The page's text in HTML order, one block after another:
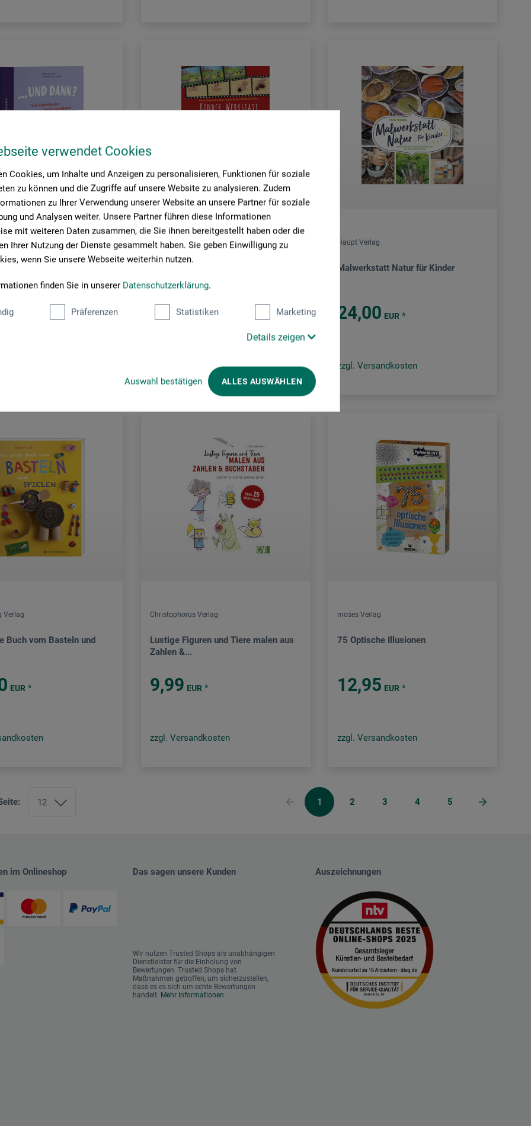
verwendet Cookies
Cookies, um Inhalte und Anzeigen zu personalisieren, Funktionen für soziale
zu können und die Zugriffe auf unsere Website zu analysieren. Zudem
zu Ihrer Verwendung unserer Website an unsere Partner für soziale
und Analysen weiter. Unsere Partner führen diese Informationen
mit weiteren Daten zusammen, die Sie ihnen bereitgestellt haben oder die
Ihrer Nutzung der Dienste gesammelt haben. Sie geben Einwilligung zu
wenn Sie unsere Webseite weiterhin nutzen.
finden Sie in unserer Datenschutzerklärung.
Präferenzen Statistiken Marketing
Details zeigen
Auswahl bestätigen ALLES AUSWÄHLEN
Schmidt
EUR
Haupt Verlag
25,00 EUR *
zzgl. Versandkosten
Haupt Verlag
Malwerkstatt Natur für Kinder
24,00 EUR *
zzgl. Versandkosten
Verlag
Buch vom Basteln und
EUR *
Christophorus Verlag
Lustige Figuren und Tiere malen aus
Zahlen &...
9,99 EUR *
zzgl. Versandkosten
moses Verlag
75 Optische Illusionen
12,95 EUR *
zzgl. Versandkosten
1 2 3 4 5
im Onlineshop Das sagen unsere Kunden
Wir nutzen Trusted Shops als unabhängigen
Dienstleister für die Einholung von
Bewertungen. Trusted Shops hat
Maßnahmen getroffen, um sicherzustellen,
dass es es sich um echte Bewertungen
handelt. Mehr Informationen
Auszeichnungen